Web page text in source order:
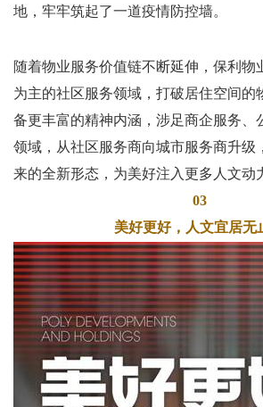
地，牢牢筑起了一道疫情防控墙。
随着物业服务价值链不断延伸，保利物
为主的社区服务领域，打破居住空间的
备更丰富的精神内涵，涉足商企服务、
领域，从社区服务商向城市服务商升级
来的全新形态，为美好注入更多人文动
03
美好更好，人文宜居无